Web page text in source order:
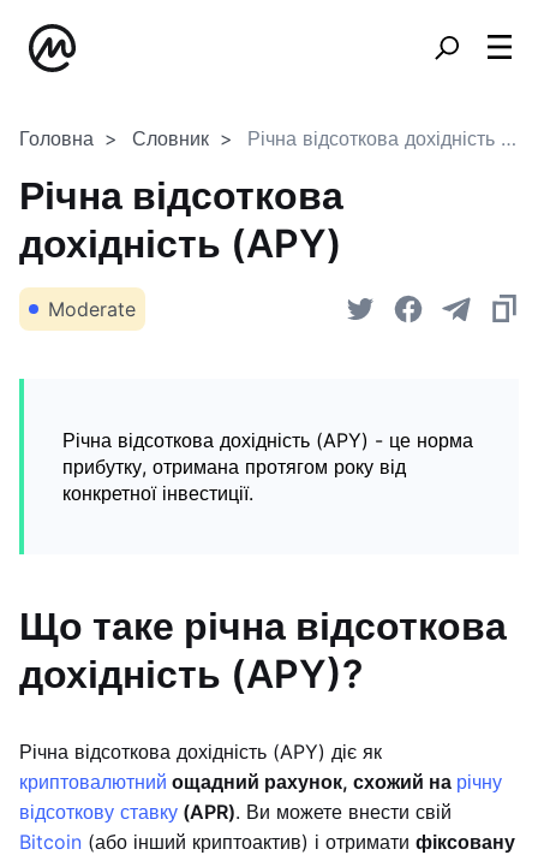
Головна Словник Річна відсоткова дохідність (APY)
Річна відсоткова
дохідність (APY)
Moderate
Річна відсоткова дохідність (APY) - це норма
прибутку, отримана протягом року від
конкретної інвестиції.
Що таке річна відсоткова
дохідність (APY)?
Річна відсоткова дохідність (APY) діє як
криптовалютний ощадний рахунок, схожий на річну
відсоткову ставку (APR). Ви можете внести свій
Bitcoin (або інший криптоактив) і отримати фіксовану